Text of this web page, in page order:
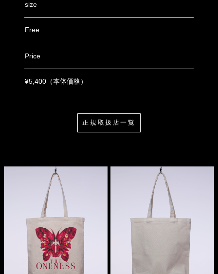
size
Free
Price
¥5,400（本体価格）
正規取扱店一覧